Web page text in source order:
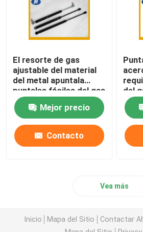
El resorte de gas
ajustable del material
del metal apuntala
puntales fáciles del gas
de la bota del coche de
la instalaciónMejor precio
Contacto
del
Vea más
Inicio Mapa del Sitio Contactar